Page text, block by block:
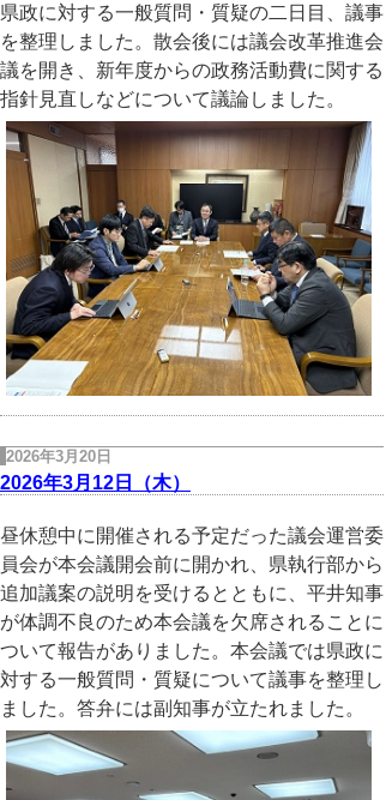
県政に対する一般質問・質疑の二日目、議事
を整理しました。散会後には議会改革推進会
議を開き、新年度からの政務活動費に関する
指針見直しなどについて議論しました。
2026年3月20日
2026年3月12日（木）
昼休憩中に開催される予定だった議会運営委
員会が本会議開会前に開かれ、県執行部から
追加議案の説明を受けるとともに、平井知事
が体調不良のため本会議を欠席されることに
ついて報告がありました。本会議では県政に
対する一般質問・質疑について議事を整理し
ました。答弁には副知事が立たれました。